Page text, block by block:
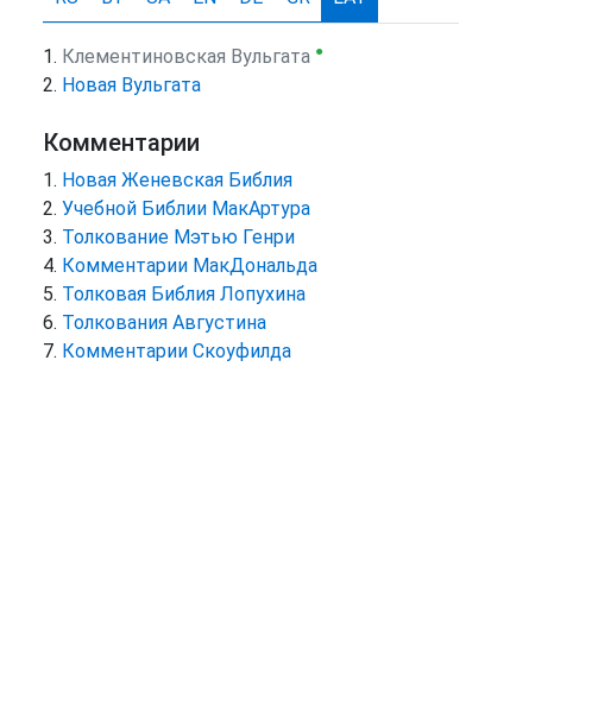
Клементиновская Вульгата ●
Новая Вульгата
Комментарии
Новая Женевская Библия
Учебной Библии МакАртура
Толкование Мэтью Генри
Комментарии МакДональда
Толковая Библия Лопухина
Толкования Августина
Комментарии Скоуфилда